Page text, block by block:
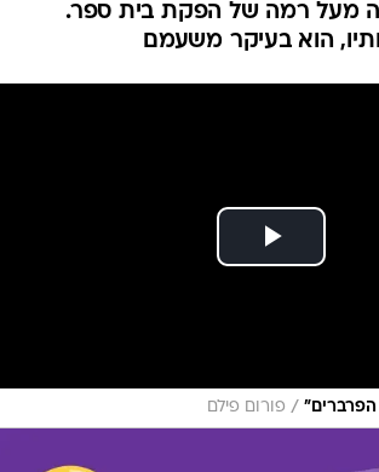
מעל רמה של הפקת בית ספר.
הפרברים" / פורום פילם